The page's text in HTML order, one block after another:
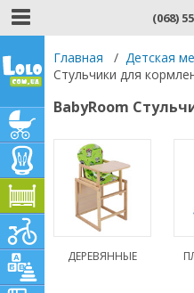
(068)
Главная / Детская
Стульчики для
BabyRoom
ДЕРЕВЯННЫЕ